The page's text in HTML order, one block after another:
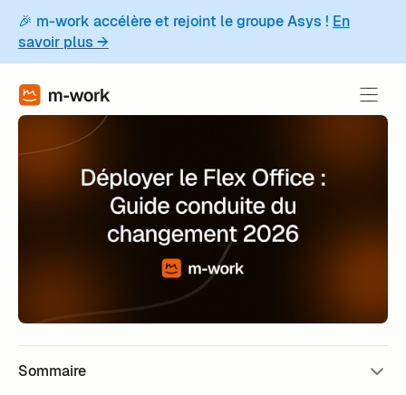
🎉 m-work accélère et rejoint le groupe Asys ! En
savoir plus →
Sommaire